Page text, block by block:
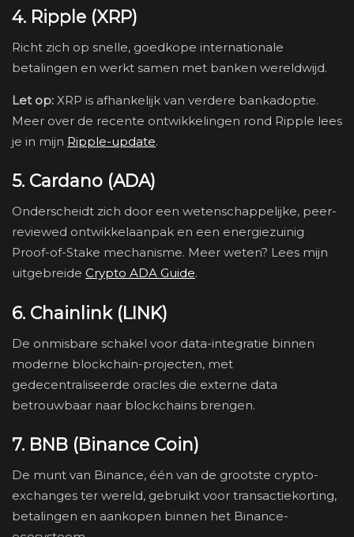
4. Ripple (XRP)
Richt zich op snelle, goedkope internationale
betalingen en werkt samen met banken wereldwijd.
Let op: XRP is afhankelijk van verdere bankadoptie.
Meer over de recente ontwikkelingen rond Ripple lees
je in mijn Ripple-update.
5. Cardano (ADA)
Onderscheidt zich door een wetenschappelijke, peer-
reviewed ontwikkelaanpak en een energiezuinig
Proof-of-Stake mechanisme. Meer weten? Lees mijn
uitgebreide Crypto ADA Guide.
6. Chainlink (LINK)
De onmisbare schakel voor data-integratie binnen
moderne blockchain-projecten, met
gedecentraliseerde oracles die externe data
betrouwbaar naar blockchains brengen.
7. BNB (Binance Coin)
De munt van Binance, één van de grootste crypto-
exchanges ter wereld, gebruikt voor transactiekorting,
betalingen en aankopen binnen het Binance-